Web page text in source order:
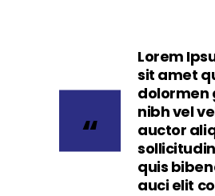
Lorem
sit amet
dolormen
nibh vel
auctor
quis
auci elit